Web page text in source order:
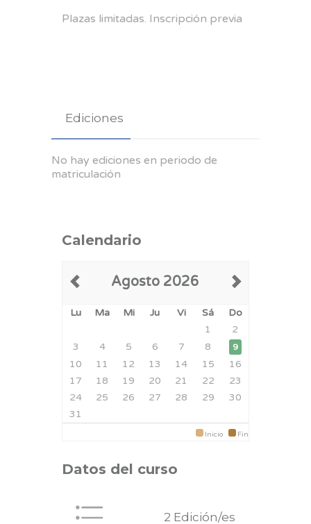
Plazas limitadas. Inscripción previa
Ediciones
No hay ediciones en periodo de
matriculación
Calendario
Agosto 2026
Lu Ma Mi Ju Vi Sá
Do
1
2
3
4 5 6 7 8 9
10 11 12 13 14 15
16
17
18 19 20 21 22
23
24
25 26 27 28 29
30
31
Inicio Fin
Datos del curso
2 Edición/es